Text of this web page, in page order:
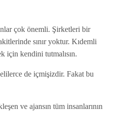
çok önemli. Şirketleri bir
sınır yoktur. Kıdemli
için kendini tutmalısın.
de içmişizdir. Fakat bu
ve ajansın tüm insanlarının